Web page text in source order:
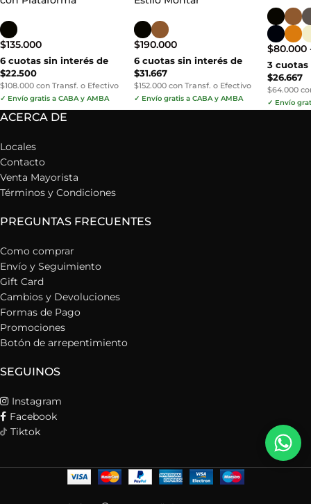
$135.000
6 cuotas sin interés de
$22.500
$108.000 con Transf. o Efectivo
✓ Envío gratis a CABA y AMBA
$190.000
6 cuotas sin interés de
$31.667
$152.000 con Transf. o Efectivo
✓ Envío gratis a CABA y AMBA
$80.000
3 cuotas
$26.667
$64.000
✓ Envío
ACERCA DE
Locales
Contacto
Venta Mayorista
Términos y Condiciones
PREGUNTAS FRECUENTES
Como comprar
Envío y Seguimiento
Gift Card
Cambios y Devoluciones
Formas de Pago
Promociones
Botón de arrepentimiento
SEGUINOS
Instagram
Facebook
Tiktok